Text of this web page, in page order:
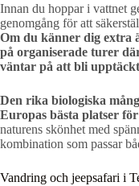
Innan du hoppar i vattnet
genomgång för att
Om du känner dig extra
på organiserade turer
väntar på att bli
Den rika biologiska
Europas bästa platser
naturens skönhet med
kombination som passar
Vandring och jeepsafari i